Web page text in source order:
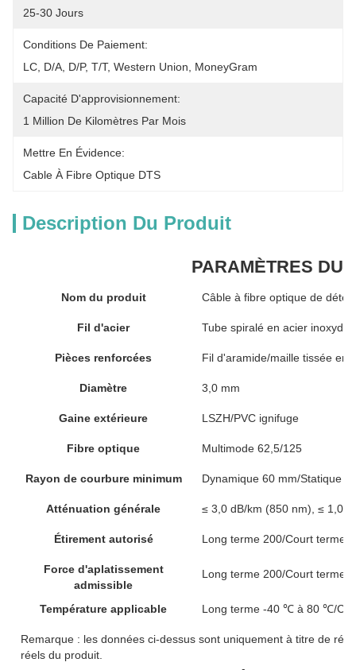
25-30 Jours
Conditions De Paiement:
LC, D/A, D/P, T/T, Western Union, MoneyGram
Capacité D'approvisionnement:
1 Million De Kilomètres Par Mois
Mettre En Évidence:
Cable À Fibre Optique DTS
Description Du Produit
PARAMÈTRES DU
Nom du produit Câble à fibre optique de
Fil d'acier Tube spiralé en acier
Pièces renforcées Fil d'aramide/maille tissée en
Diamètre 3,0 mm
Gaine extérieure LSZH/PVC ignifuge
Fibre optique Multimode 62,5/125
Rayon de courbure minimum Dynamique 60 mm/Statique
Atténuation générale ≤ 3,0 dB/km (850 nm), ≤ 1,0
Étirement autorisé Long terme 200/Court terme
Force d'aplatissement
admissible
Long terme 200/Court terme
Température applicable Long terme -40 ℃ à 80 ℃/
Remarque : les données ci-dessus sont uniquement à titre de
réels du produit.